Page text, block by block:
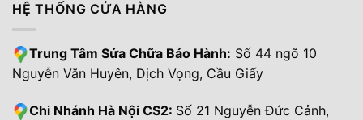
HỆ THỐNG CỬA HÀNG
Trung Tâm Sửa Chữa Bảo Hành: Số 44 ngõ 10
Nguyễn Văn Huyên, Dịch Vọng, Cầu Giấy
Chi Nhánh Hà Nội CS2: Số 21 Nguyễn Đức Cảnh,